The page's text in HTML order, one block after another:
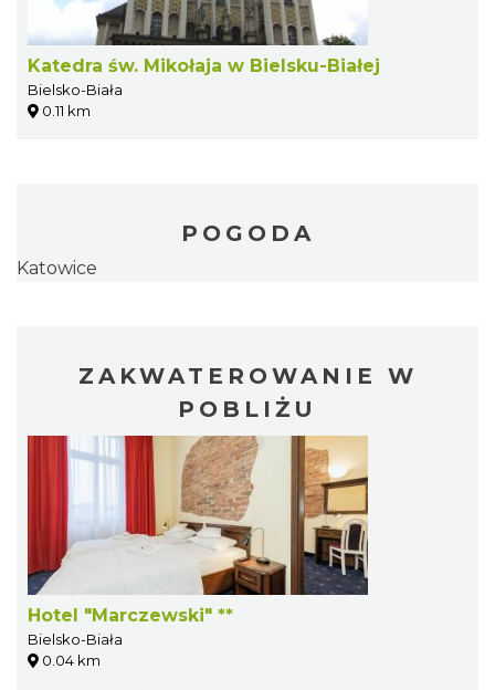
Katedra św. Mikołaja w Bielsku-Białej
Bielsko-Biała
0.11 km
POGODA
Katowice
ZAKWATEROWANIE W
POBLIŻU
Hotel "Marczewski" **
Bielsko-Biała
0.04 km